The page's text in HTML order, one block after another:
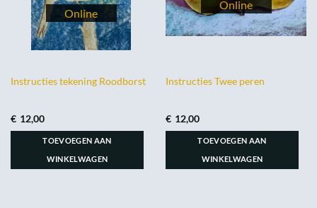
Instructies tekening Roodborst
€ 12,00
TOEVOEGEN AAN
WINKELWAGEN
Instructies Twee peren
€ 12,00
TOEVOEGEN AAN
WINKELWAGEN